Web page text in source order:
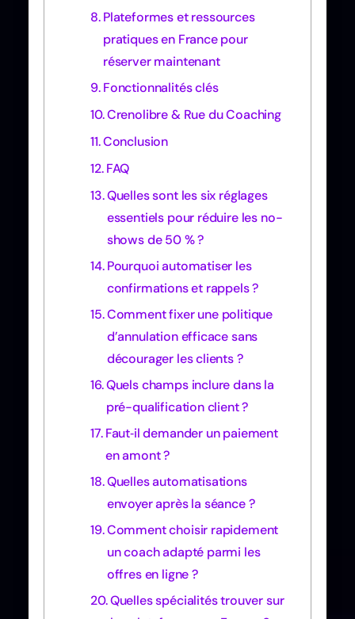
Plateformes et ressources
pratiques en France pour
réserver maintenant
Fonctionnalités clés
Crenolibre & Rue du Coaching
Conclusion
FAQ
Quelles sont les six réglages
essentiels pour réduire les no-
shows de 50 % ?
Pourquoi automatiser les
confirmations et rappels ?
Comment fixer une politique
d’annulation efficace sans
décourager les clients ?
Quels champs inclure dans la
pré-qualification client ?
Faut‑il demander un paiement
en amont ?
Quelles automatisations
envoyer après la séance ?
Comment choisir rapidement
un coach adapté parmi les
offres en ligne ?
Quelles spécialités trouver sur